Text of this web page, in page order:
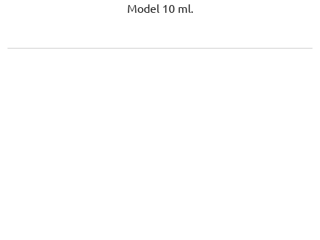
Model 10 ml.